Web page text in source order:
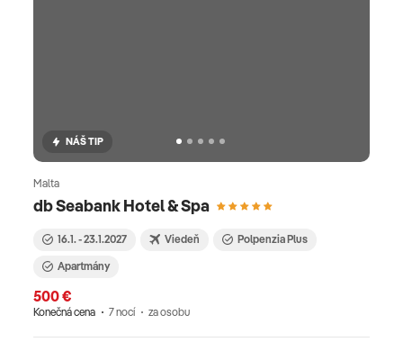
NÁŠ TIP
db Seabank Hotel & Spa
Malta
16.1. - 23.1.2027 Viedeň
Polpenzia Plus
Apartmány
500 €
Konečná cena 7 nocí za osobu